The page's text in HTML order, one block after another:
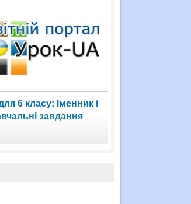
6 класу: Іменник і
завдання